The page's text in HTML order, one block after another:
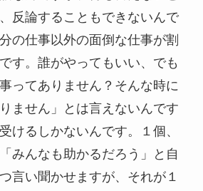
反論することもできないんで
の仕事以外の面倒な仕事が割
す。誰がやってもいい、でも
ってありません？そんな時に
ません」とは言えないんです
けるしかないんです。１個、
みんなも助かるだろう」と自
言い聞かせますが、それが１